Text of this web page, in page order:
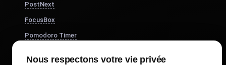
PostNext
FocusBox
Pomodoro Timer
Nous respectons votre vie privée